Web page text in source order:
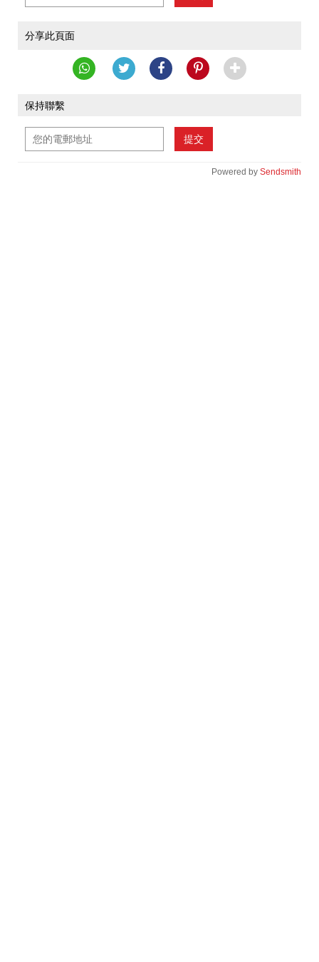
分享此頁面
保持聯繫
提交
Powered by Sendsmith